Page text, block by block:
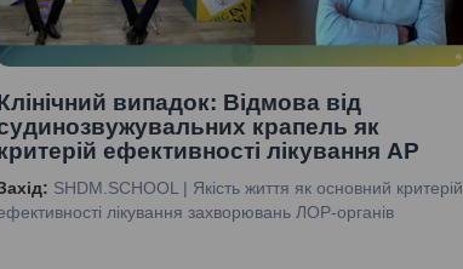
випадок: Відмова від
крапель як
ефективності лікування АР
SHDM.SCHOOL | Якість життя як основний критерій
лікування захворювань ЛОР-органів